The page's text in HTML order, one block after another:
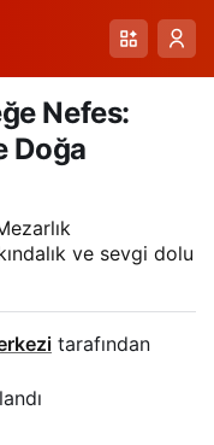
Nefes:
Doğa
ve sevgi dolu
tarafından
Paylaş